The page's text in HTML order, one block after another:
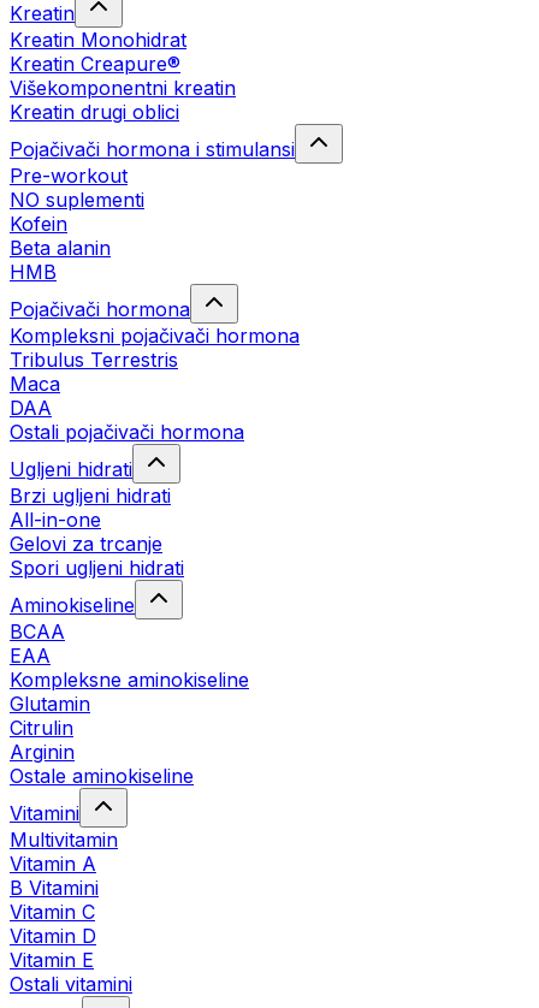
Kreatin
Kreatin Monohidrat
Kreatin Creapure®
Višekomponentni kreatin
Kreatin drugi oblici
Pojačivači hormona i stimulansi
Pre-workout
NO suplementi
Kofein
Beta alanin
HMB
Pojačivači hormona
Kompleksni pojačivači hormona
Tribulus Terrestris
Maca
DAA
Ostali pojačivači hormona
Ugljeni hidrati
Brzi ugljeni hidrati
All-in-one
Gelovi za trcanje
Spori ugljeni hidrati
Aminokiseline
BCAA
ЕАА
Kompleksne aminokiseline
Glutamin
Citrulin
Arginin
Ostale aminokiseline
Vitamini
Multivitamin
Vitamin A
B Vitamini
Vitamin C
Vitamin D
Vitamin E
Ostali vitamini